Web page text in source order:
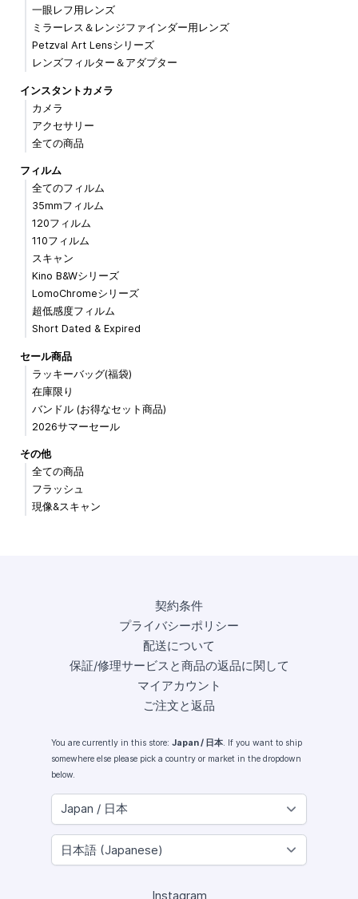
一眼レフ用レンズ
ミラーレス＆レンジファインダー用レンズ
Petzval Art Lensシリーズ
レンズフィルター＆アダプター
インスタントカメラ
カメラ
アクセサリー
全ての商品
フィルム
全てのフィルム
35mmフィルム
120フィルム
110フィルム
スキャン
Kino B&Wシリーズ
LomoChromeシリーズ
超低感度フィルム
Short Dated & Expired
セール商品
ラッキーバッグ(福袋)
在庫限り
バンドル (お得なセット商品)
2026サマーセール
その他
全ての商品
フラッシュ
現像&スキャン
契約条件
プライバシーポリシー
配送について
保証/修理サービスと商品の返品に関して
マイアカウント
ご注文と返品
You are currently in this store: Japan / 日本. If you want to ship
somewhere else please pick a country or market in the dropdown
below.
Instagram